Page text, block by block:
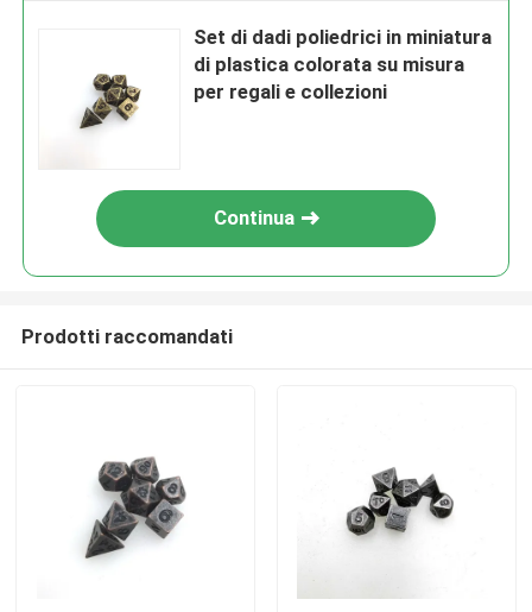
Set di dadi poliedrici in miniatura
di plastica colorata su misura
per regali e collezioni
Continua
Prodotti raccomandati